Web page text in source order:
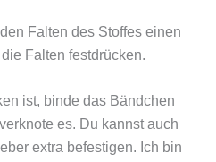
Falten des Stoffes einen
Falten festdrücken.
ist, binde das Bändchen
es. Du kannst auch
extra befestigen. Ich bin